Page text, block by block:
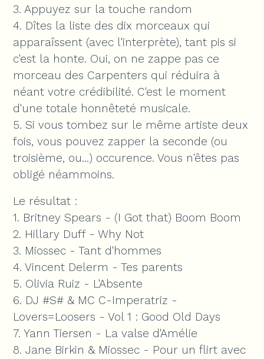
3. Appuyez sur la touche random
4. Dîtes la liste des dix morceaux qui
apparaîssent (avec l'interprète), tant pis si
c'est la honte. Oui, on ne zappe pas ce
morceau des Carpenters qui réduira à
néant votre crédibilité. C'est le moment
d'une totale honnêteté musicale.
5. Si vous tombez sur le même artiste deux
fois, vous pouvez zapper la seconde (ou
troisième, ou...) occurence. Vous n'êtes pas
obligé néammoins.
Le résultat :
1. Britney Spears - (I Got that) Boom Boom
2. Hillary Duff - Why Not
3. Miossec - Tant d'hommes
4. Vincent Delerm - Tes parents
5. Olivia Ruiz - L'Absente
6. DJ #S# & MC C-Imperatriz -
Lovers=Loosers - Vol 1 : Good Old Days
7. Yann Tiersen - La valse d'Amélie
8. Jane Birkin & Miossec - Pour un flirt avec